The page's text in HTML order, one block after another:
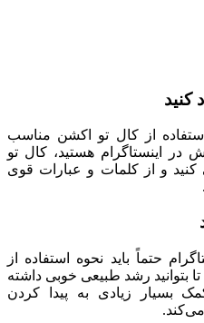
از کال تو اکشن مناسب
در اینستاگرام هستید، کال تو
و از کلمات و عبارات قوی
حتماً باید نحوه استفاده از
تا بتوانید رشد طبیعی خوبی داشته
بسیار زیادی به پیدا کردن